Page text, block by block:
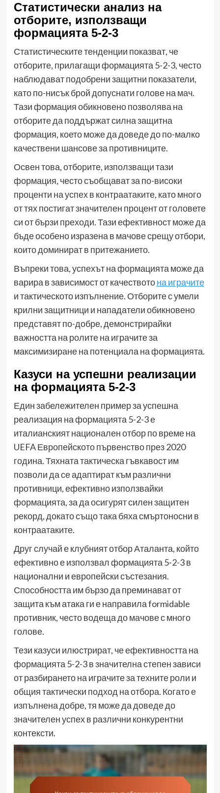
Статистически анализ на
отборите, използващи
формацията 5-2-3
Статистическите тенденции показват, че
отборите, прилагащи формацията 5-2-3, често
наблюдават подобрени защитни показатели,
като по-нисък брой допуснати голове на мач.
Тази формация обикновено позволява на
отборите да поддържат силна защитна
формация, което може да доведе до по-малко
качествени шансове за противниците.
Освен това, отборите, използващи тази
формация, често съобщават за по-високи
проценти на успех в контраатаките, като много
от тях постигат значителен процент от головете
си от бързи преходи. Тази ефективност може да
бъде особено изразена в мачове срещу отбори,
които доминират в притежанието.
Въпреки това, успехът на формацията може да
варира в зависимост от качествотона играчите
и тактическото изпълнение. Отборите с умели
крилни защитници и нападатели обикновено
представят по-добре, демонстрирайки
важността на ролите на играчите за
максимизиране на потенциала на формацията.
Казуси на успешни реализации
на формацията 5-2-3
Един забележителен пример за успешна
реализация на формацията 5-2-3 е
италианският национален отбор по време на
UEFA Европейското първенство през 2020
година. Тяхната тактическа гъвкавост им
позволи да се адаптират към различни
противници, ефективно използвайки
формацията, за да осигурят силен защитен
рекорд, докато също така бяха смъртоносни в
контраатаките.
Друг случай е клубният отбор Аталанта, който
ефективно е използвал формацията 5-2-3 в
национални и европейски състезания.
Способността им бързо да преминават от
защита към атака ги е направила formidable
противник, често водеща до мачове с много
голове.
Тези казуси илюстрират, че ефективността на
формацията 5-2-3 в значителна степен зависи
от разбирането на играчите за техните роли и
общия тактически подход на отбора. Когато е
изпълнена добре, тя може да доведе до
значителен успех в различни конкурентни
контексти.